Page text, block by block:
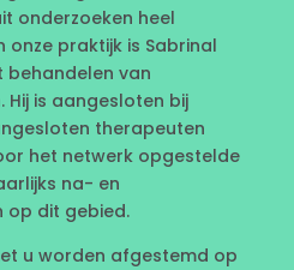
onderzoeken heel
onze praktijk is Sabrinal
behandelen van
is aangesloten bij
therapeuten
het netwerk opgestelde
na- en
op dit gebied.
u worden afgestemd op